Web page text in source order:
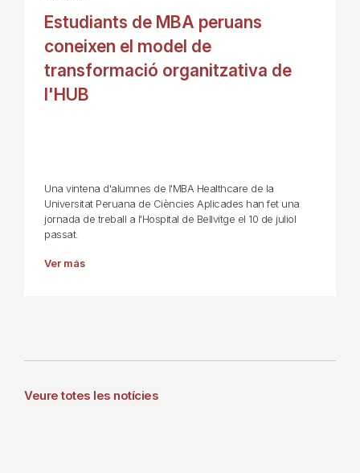
Estudiants de MBA peruans
coneixen el model de
transformació organitzativa de
l'HUB
Una vintena d'alumnes de l'MBA Healthcare de la
Universitat Peruana de Ciències Aplicades han fet una
jornada de treball a l'Hospital de Bellvitge el 10 de juliol
passat.
Ver más
Veure totes les notícies